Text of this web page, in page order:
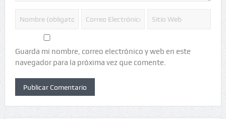
Guarda mi nombre, correo electrónico y web en este
navegador para la próxima vez que comente.